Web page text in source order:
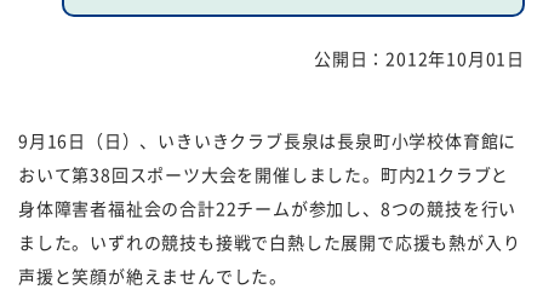
採用 あゆみ（沿革）
お問い合せ お知らせ
行事予定
公開日：2012年10月01日
9月16日（日）、いきいきクラブ長泉は長泉町小学校体育館に
おいて第38回スポーツ大会を開催しました。町内21クラブと
身体障害者福祉会の合計22チームが参加し、8つの競技を行い
ました。いずれの競技も接戦で白熱した展開で応援も熱が入り
声援と笑顔が絶えませんでした。